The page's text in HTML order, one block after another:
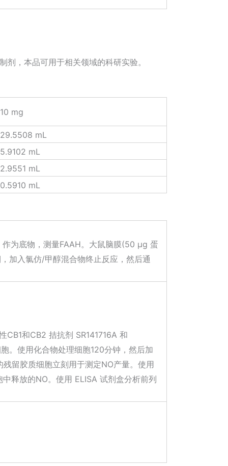
，本品可用于相关领域的科研实验。
10 mg
29.5508 mL
5.9102 mL
2.9551 mL
0.5910 mL
为底物，测量FAAH。大鼠脑膜(50 μg 蛋
加入氯仿/甲醇混合物终止反应，然后通
CB1和CB2 拮抗剂 SR141716A 和
。使用化合物处理细胞120分钟，然后加
留胶质细胞立刻用于测定NO产量。使用
释放的NO。使用 ELISA 试剂盒分析前列